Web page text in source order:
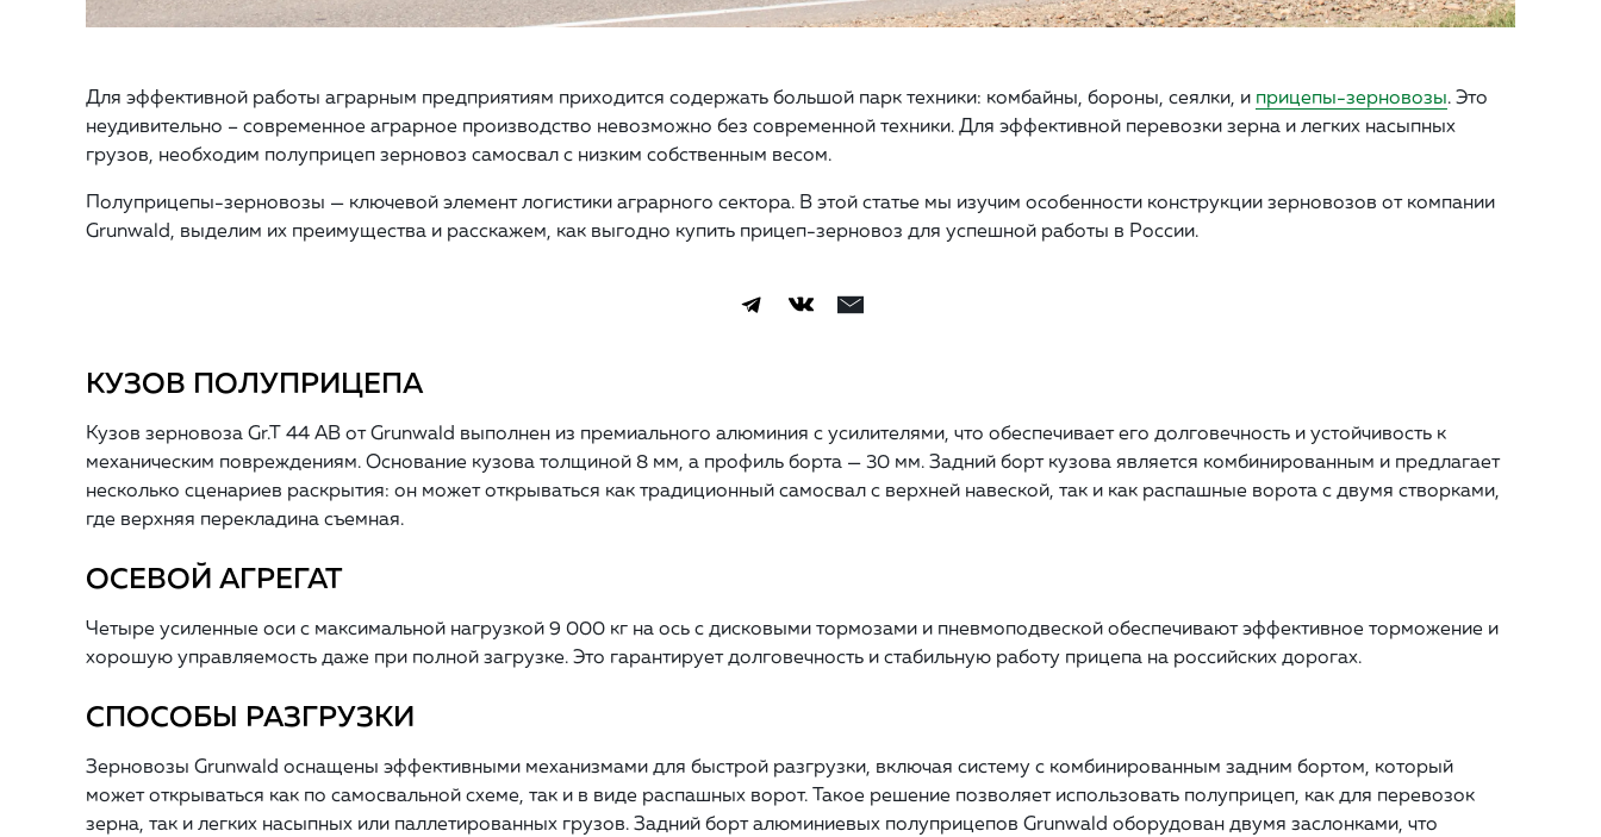
Для эффективной работы аграрным предприятиям приходится содержать большой парк техники: комбайны, бороны, сеялки, и прицепы-зерновозы. Это
неудивительно – современное аграрное производство невозможно без современной техники. Для эффективной перевозки зерна и легких насыпных
грузов, необходим полуприцеп зерновоз самосвал с низким собственным весом.
Полуприцепы-зерновозы — ключевой элемент логистики аграрного сектора. В этой статье мы изучим особенности конструкции зерновозов от компании
Grunwald, выделим их преимущества и расскажем, как выгодно купить прицеп-зерновоз для успешной работы в России.
КУЗОВ ПОЛУПРИЦЕПА
Кузов зерновоза Gr.T 44 AB от Grunwald выполнен из премиального алюминия с усилителями, что обеспечивает его долговечность и устойчивость к
механическим повреждениям. Основание кузова толщиной 8 мм, а профиль борта — 30 мм. Задний борт кузова является комбинированным и предлагает
несколько сценариев раскрытия: он может открываться как традиционный самосвал с верхней навеской, так и как распашные ворота с двумя створками,
где верхняя перекладина съемная.
ОСЕВОЙ АГРЕГАТ
Четыре усиленные оси с максимальной нагрузкой 9 000 кг на ось с дисковыми тормозами и пневмоподвеской обеспечивают эффективное торможение и
хорошую управляемость даже при полной загрузке. Это гарантирует долговечность и стабильную работу прицепа на российских дорогах.
СПОСОБЫ РАЗГРУЗКИ
Зерновозы Grunwald оснащены эффективными механизмами для быстрой разгрузки, включая систему с комбинированным задним бортом, который
может открываться как по самосвальной схеме, так и в виде распашных ворот. Такое решение позволяет использовать полуприцеп, как для перевозок
зерна, так и легких насыпных или паллетированных грузов. Задний борт алюминиевых полуприцепов Grunwald оборудован двумя заслонками, что